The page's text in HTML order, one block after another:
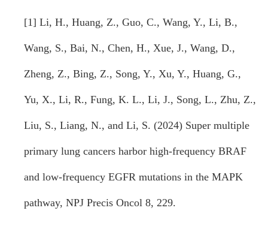
[1] Li, H., Huang, Z., Guo, C., Wang, Y., Li, B.,
Wang, S., Bai, N., Chen, H., Xue, J., Wang, D.,
Zheng, Z., Bing, Z., Song, Y., Xu, Y., Huang, G.,
Yu, X., Li, R., Fung, K. L., Li, J., Song, L., Zhu, Z.,
Liu, S., Liang, N., and Li, S. (2024) Super multiple
primary lung cancers harbor high-frequency BRAF
and low-frequency EGFR mutations in the MAPK
pathway, NPJ Precis Oncol 8, 229.